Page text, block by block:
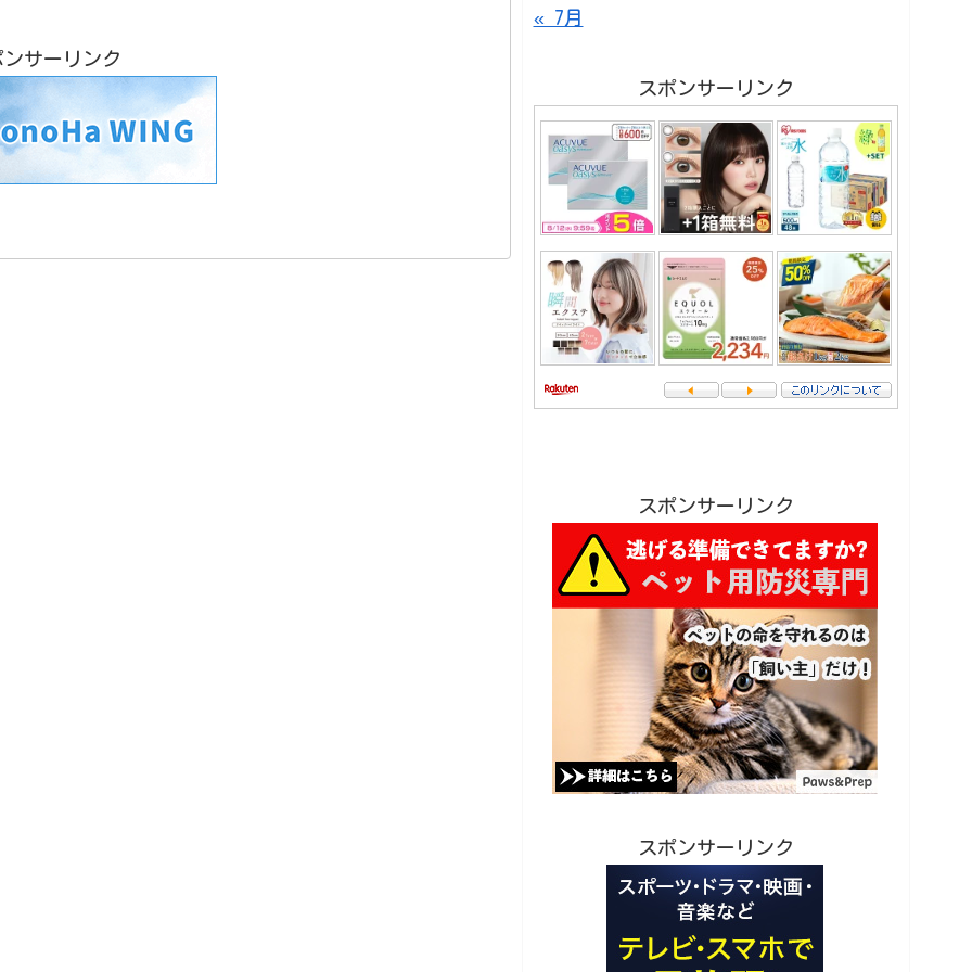
ンサーリンク
« 7月
スポンサーリンク
スポンサーリンク
スポンサーリンク